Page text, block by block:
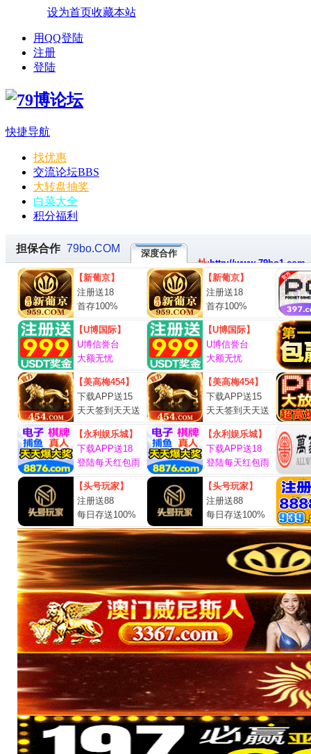
设为首页收藏本站
用QQ登陆
注册
登陆
快捷导航
找优惠
交流论坛BBS
大转盘抽奖
白菜大全
积分福利